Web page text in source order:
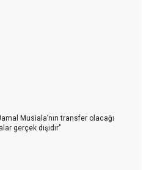
Musiala’nın transfer olacağı
gerçek dışıdır"